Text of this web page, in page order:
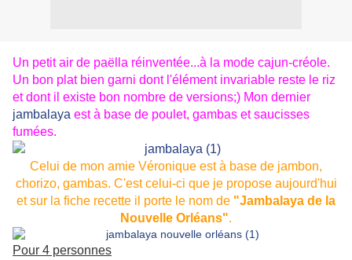
Un petit air de paëlla réinventée...à la mode cajun-créole.
Un bon plat bien garni dont l'élément invariable reste le riz
et dont il existe bon nombre de versions;) Mon dernier
jambalaya est à base de poulet, gambas et saucisses
fumées.
Celui de mon amie Véronique est à base de jambon,
chorizo, gambas. C'est celui-ci que je propose aujourd'hui
et sur la fiche recette il porte le nom de "Jambalaya de la
Nouvelle Orléans".
Pour 4 personnes